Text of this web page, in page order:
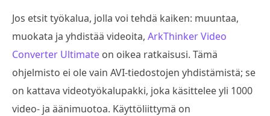
Jos etsit työkalua, jolla voi tehdä kaiken: muuntaa,
muokata ja yhdistää videoita, ArkThinker Video
Converter Ultimate on oikea ratkaisusi. Tämä
ohjelmisto ei ole vain AVI-tiedostojen yhdistämistä; se
on kattava videotyökalupakki, joka käsittelee yli 1000
video- ja äänimuotoa. Käyttöliittymä on